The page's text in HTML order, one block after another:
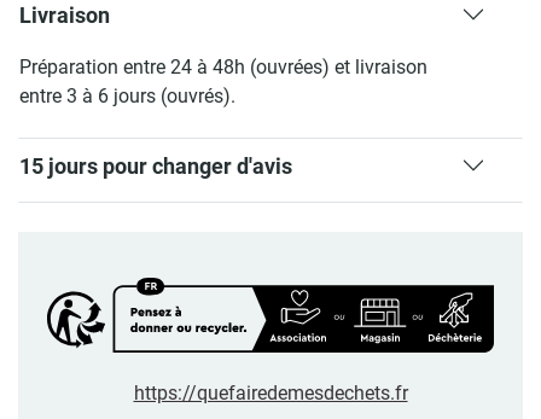
Livraison
Préparation entre 24 à 48h (ouvrées) et livraison
entre 3 à 6 jours (ouvrés).
15 jours pour changer d'avis
https://quefairedemesdechets.fr